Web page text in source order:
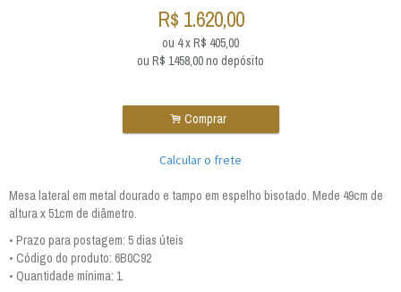
R$ 1.620,00
ou 4xR$ 405,00
ou R$ 1458,00no depósito
. Comprar
Calcular o frete
Mesa lateral em metal dourado e tampo em espelho bisotado. Mede 49cm de
altura x 51cm de diâmetro.
• Prazo para postagem: 5 dias úteis
• Código do produto: 6B0C92
• Quantidade mínima: 1